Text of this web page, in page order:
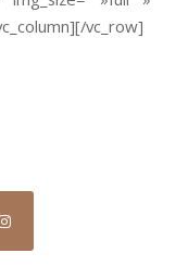
vc_row]